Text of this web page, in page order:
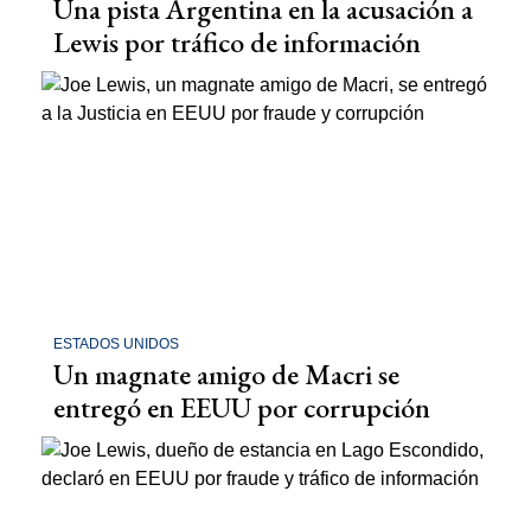
Una pista Argentina en la acusación a
Lewis por tráfico de información
ESTADOS UNIDOS
Un magnate amigo de Macri se
entregó en EEUU por corrupción